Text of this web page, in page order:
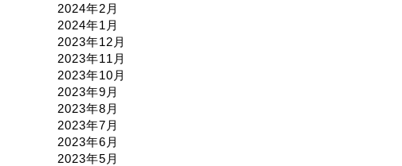
2024年2月
2024年1月
2023年12月
2023年11月
2023年10月
2023年9月
2023年8月
2023年7月
2023年6月
2023年5月